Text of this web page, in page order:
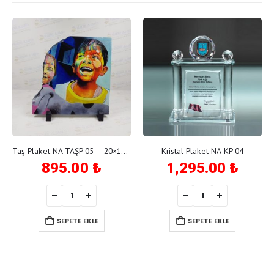
Taş Plaket NA-TAŞP 05 – 20×19 cm kırık
895.00 ₺
SEPETE EKLE
Kristal Plaket NA-KP 04
1,295.00 ₺
SEPETE EKLE